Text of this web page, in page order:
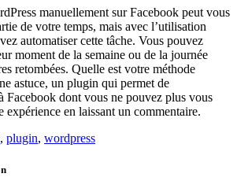
manuellement sur Facebook peut vous
de votre temps, mais avec l’utilisation
automatiser cette tâche. Vous pouvez
moment de la semaine ou de la journée
retombées. Quelle est votre méthode
astuce, un plugin qui permet de
Facebook dont vous ne pouvez plus vous
expérience en laissant un commentaire.
, plugin, wordpress